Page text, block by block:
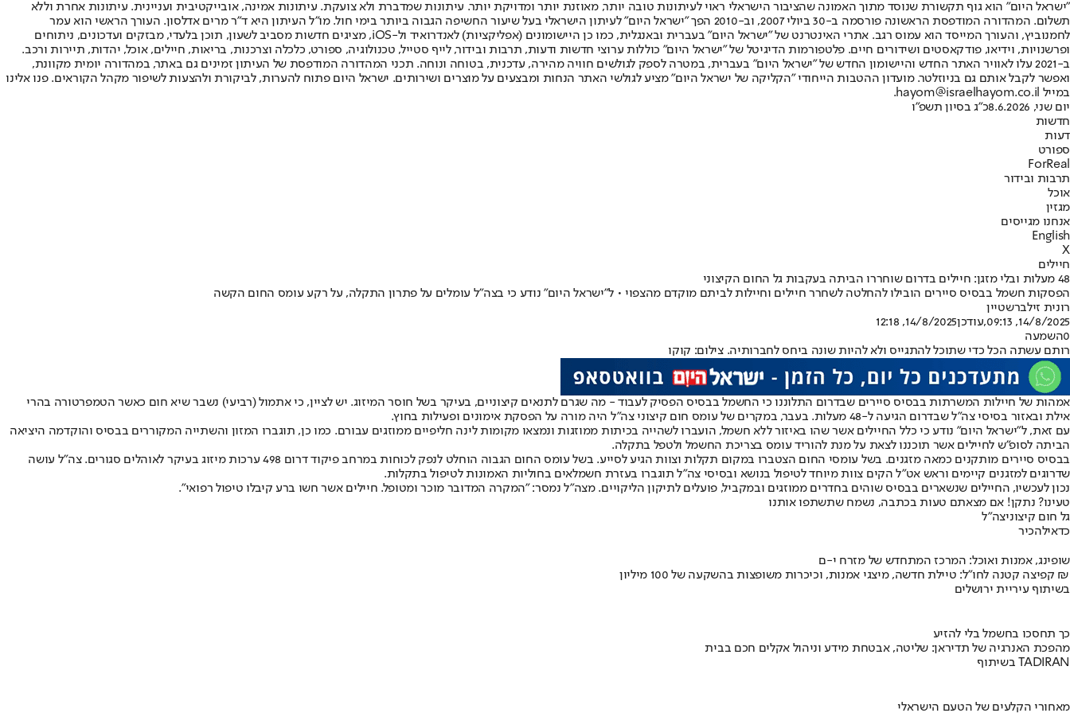
"ישראל היום" הוא גוף תקשורת שנוסד מתוך האמונה שהציבור הישראלי ראוי לעיתונות טובה יותר, מאוזנת יותר ומדויקת יותר. עיתונות שמדברת ולא צועקת. עיתונות אמינה, אובייקטיבית ועניינית. עיתונות אחרת וללא
תשלום. המהדורה המודפסת הראשונה פורסמה ב-30 ביולי 2007, וב-2010 הפך "ישראל היום" לעיתון הישראלי בעל שיעור החשיפה הגבוה ביותר בימי חול. מו"ל העיתון היא ד"ר מרים אדלסון. העורך הראשי הוא עמר
לחמנוביץ, והעורך המייסד הוא עמוס רגב. אתרי האינטרנט של "ישראל היום" בעברית ובאנגלית, כמו כן היישומונים (אפליקציות) לאנדרואיד ול-iOS, מציגים חדשות מסביב לשעון, תוכן בלעדי, מבזקים ועדכונים, ניתוחים
ופרשנויות, וידיאו, פודקאסטים ושידורים חיים. פלטפורמות הדיגיטל של "ישראל היום" כוללות ערוצי חדשות ודעות, תרבות ובידור, לייף סטייל, טכנולוגיה, ספורט, כלכלה וצרכנות, בריאות, חיילים, אוכל, יהדות, תיירות ורכב.
ב-2021 עלו לאוויר האתר החדש והיישומון החדש של "ישראל היום" בעברית, במטרה לספק לגולשים חוויה מהירה, עדכנית, בטוחה ונוחה. תכני המהדורה המודפסת של העיתון זמינים גם באתר, במהדורה יומית מקוונת,
ואפשר לקבל אותם גם בניוזלטר. מועדון ההטבות הייחודי "הקליקה של ישראל היום" מציע לגולשי האתר הנחות ומבצעים על מוצרים ושירותים. ישראל היום פתוח להערות, לביקורת ולהצעות לשיפור מקהל הקוראים. פנו אלינו
במייל hayom@israelhayom.co.il.
יום שני, 8.6.2026
כ"ג בסיון תשפ"ו
חדשות
דעות
ספורט
ForReal
תרבות ובידור
אוכל
מגזין
אנחנו מגייסים
English
X
חיילים
48 מעלות ובלי מזגן: חיילים בדרום שוחררו הביתה בעקבות גל החום הקיצוני
הפסקות חשמל בבסיס סיירים הובילו להחלטה לשחרר חיילים וחיילות לביתם מוקדם מהצפוי • ל"ישראל היום" נודע כי בצה"ל עומלים על פתרון התקלה, על רקע עומס החום הקשה
רונית זילברשטיין
14/8/2025, 09:13
,עודכן14/8/2025, 12:18
0השמעה
רותם עשתה הכל כדי שתוכל להתגייס ולא להיות שונה ביחס לחברותיה. צילום: קוקו
אמהות של חיילות המשרתות בבסיס סיירים שבדרום התלוננו כי החשמל בבסיס הפסיק לעבוד - מה שגרם לתנאים קיצוניים, בעיקר בשל חוסר המיזוג. יש לציין, כי אתמול (רביעי) נשבר שיא חום כאשר הטמפרטורה בהרי
אילת ובאזור בסיסי צה"ל שבדרום הגיעה ל-48 מעלות. בעבר, במקרים של עומס חום קיצוני צה"ל היה מורה על הפסקת אימונים ופעילות בחוץ.
עם זאת, ל"ישראל היום" נודע כי כלל החיילים אשר שהו באיזור ללא חשמל, הועברו לשהייה בכיתות ממוזגות ונמצאו מקומות לינה חליפיים ממוזגים עבורם. כמו כן, תוגברו המזון והשתייה המקוררים בבסיס ו⁠הוקדמה היציאה
הביתה לסופ"ש לחיילים אשר תוכננו לצאת על מנת להוריד עומס בצריכת החשמל ולטפל בתקלה.
בבסיס סיירים מותקנים כמאה מזגנים. בשל עומסי החום הצטברו במקום תקלות וצוות הגיע לסייע. בשל עומס החום הגבוה הוחלט לנפק לכוחות במרחב פיקוד דרום 498 ערכות מיזוג בעיקר לאוהלים סגורים. צה"ל עושה
שדרוגים למזגנים קיימים וראש אט"ל הקים צוות מיוחד לטיפול בנושא ובסיסי צה"ל תוגברו בעזרת חשמלאים בחוליות האמונות לטיפול בתקלות.
נכון לעכשיו, ⁠החיילים שנשארים בבסיס שוהים בחדרים ממוזגים ובמקביל, פועלים לתיקון הליקויים. מצה"ל נמסר: "המקרה המדובר מוכר ומטופל. חיילים אשר חשו ברע קיבלו טיפול רפואי".
טעינו? נתקן! אם מצאתם טעות בכתבה, נשמח שתשתפו אותנו
גל חום קיצוניצה"ל
כדאילהכיר
שופינג, אמנות ואוכל: המרכז המתחדש של מזרח י-ם
קפיצה קטנה לחו"ל: טיילת חדשה, מיצגי אמנות, וכיכרות משופצות בהשקעה של 100 מיליון ₪
בשיתוף עיריית ירושלים
כך תחסכו בחשמל בלי להזיע
מהפכת האנרגיה של תדיראן: שליטה, אבטחת מידע וניהול אקלים חכם בבית
בשיתוף TADIRAN
מאחורי הקלעים של הטעם הישראלי